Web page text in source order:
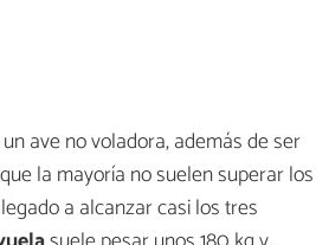
ave no voladora, además de ser
la mayoría no suelen superar los
a alcanzar casi los tres